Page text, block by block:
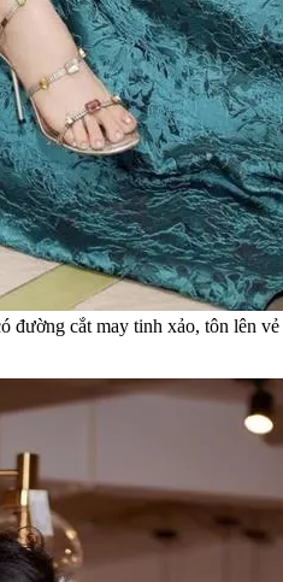
cắt may tinh xảo, tôn lên